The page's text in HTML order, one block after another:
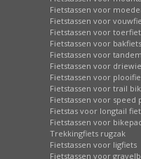
Fietstassen voor
Fietstassen voor
Fietstassen voor
Fietstassen voor bakfiets
Fietstassen voor tandem
Fietstassen voor
Fietstassen voor
Fietstassen voor trail
Fietstassen voor speed
Fietstas voor longtail
Fietstassen voor
Trekkingfiets rugzak
Fietstassen voor ligfiets
Fietstassen voor